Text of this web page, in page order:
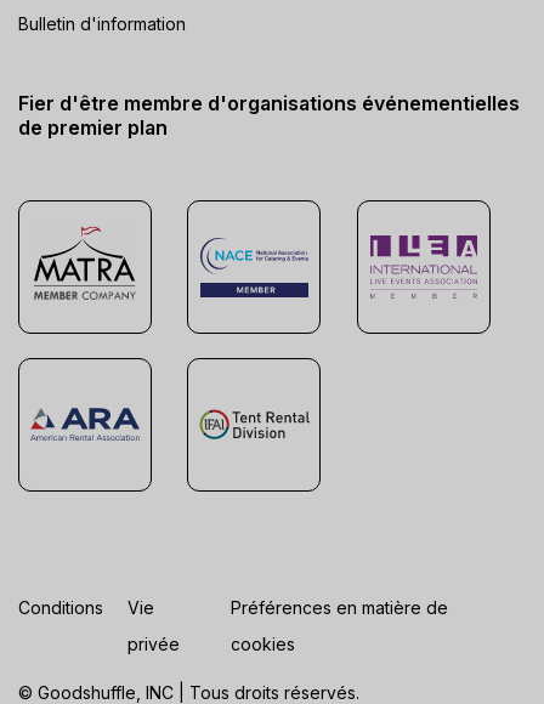
Bulletin d'information
Fier d'être membre d'organisations événementielles
de premier plan
© Goodshuffle, INC | Tous droits réservés.
Conditions
Vie
privée
Préférences en matière de
cookies